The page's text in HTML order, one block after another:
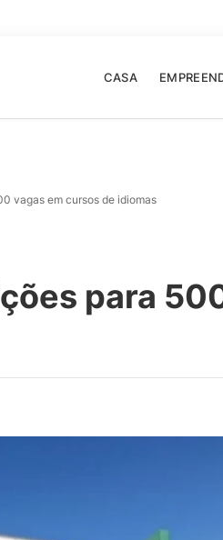
CASA
vagas em cursos de idiomas
para